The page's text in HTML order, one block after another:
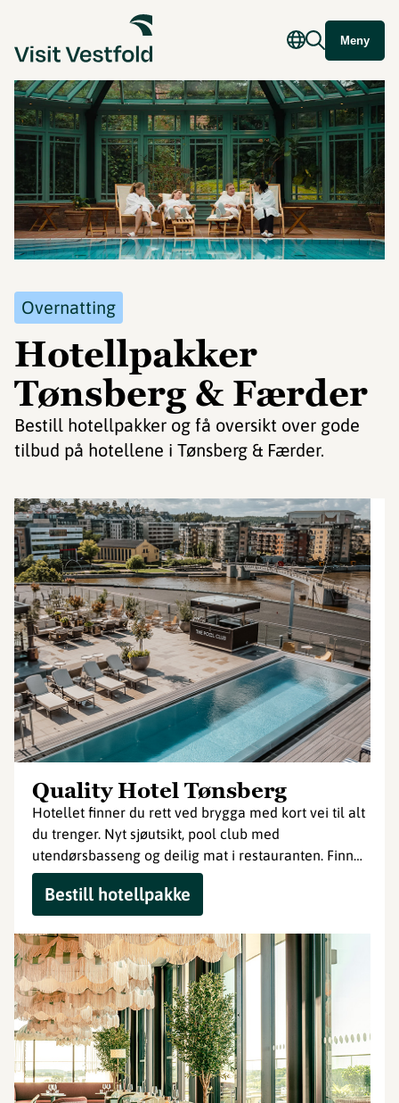
Meny
Overnatting
Hotellpakker
Tønsberg & Færder
Bestill hotellpakker og få oversikt over gode
tilbud på hotellene i Tønsberg & Færder.
Quality Hotel Tønsberg
Hotellet finner du rett ved brygga med kort vei til alt
du trenger. Nyt sjøutsikt, pool club med
utendørsbasseng og deilig mat i restauranten. Finn
den rette pakken for deg.
Bestill hotellpakke